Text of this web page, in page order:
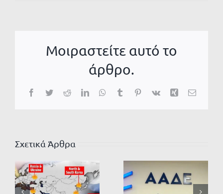
Μοιραστείτε αυτό το
άρθρο.
Facebook
TwitterRedditLinkedInWhatsApp
TumblrPinterest
Vk Xing Email
Σχετικά Άρθρα